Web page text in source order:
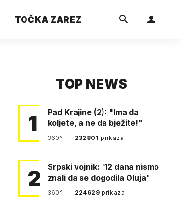
TOČKA ZAREZ
TOP NEWS
1
Pad Krajine (2): "Ima da
koljete, a ne da bježite!"
360° 232801prikaza
2
Srpski vojnik: '12 dana nismo
znali da se dogodila Oluja'
360° 224629prikaza